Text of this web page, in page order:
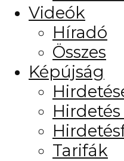
Videók
Híradó
Összes
Képújság
Tarifák